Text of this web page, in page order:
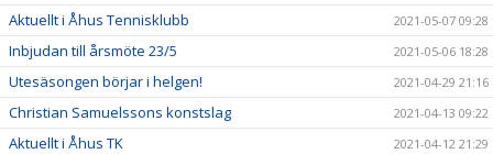
Aktuellt i Åhus Tennisklubb 2021-05-07 09:28
Inbjudan till årsmöte 23/5 2021-05-06 18:28
Utesäsongen börjar i helgen! 2021-04-29 21:16
Christian Samuelssons konstslag 2021-04-13 09:22
Aktuellt i Åhus TK 2021-04-12 21:29